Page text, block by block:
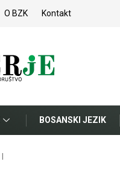
O BZK Kontakt
BOSANSKI JEZIK